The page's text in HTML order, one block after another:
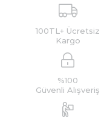
100TL+ Ücretsiz
Kargo
%100
Güvenli Alışveriş